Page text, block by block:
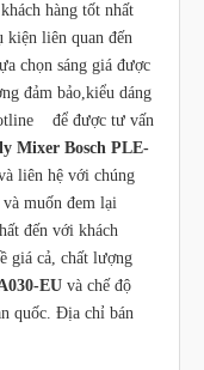
hàng tốt nhất
kiện liên quan đến
chọn sáng giá được
đảm bảo,kiểu dáng
để được tư vấn
Mixer Bosch PLE-
liên hệ với chúng
muốn đem lại
đến với khách
giá cả, chất lượng
EU và chế độ
quốc. Địa chỉ bán